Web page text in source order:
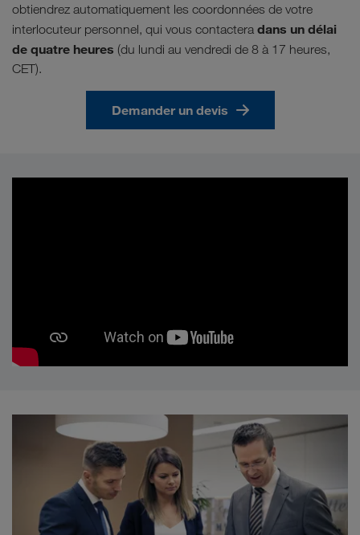
obtiendrez automatiquement les coordonnées de votre
interlocuteur personnel, qui vous contactera dans un délai
de quatre heures (du lundi au vendredi de 8 à 17 heures,
CET).
Demander un devis